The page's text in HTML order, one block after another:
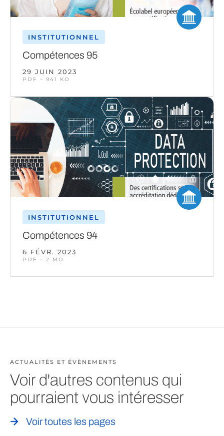
INSTITUTIONNEL
Compétences 95
29 JUIN 2023
PDF – 941 KO
INSTITUTIONNEL
Compétences 94
6 FÉVR. 2023
PDF – 2 MO
ACTUALITÉS ET ÉVÈNEMENTS
Voir d'autres contenus qui
pourraient vous intéresser
Voir toutes les pages